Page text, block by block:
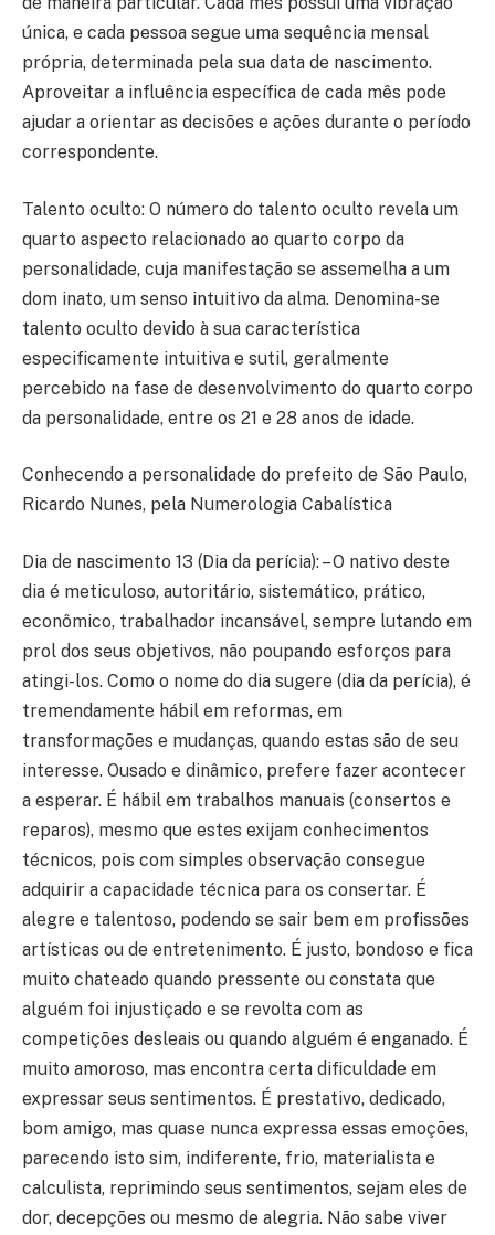
única, e cada pessoa segue uma sequência mensal
própria, determinada pela sua data de nascimento.
Aproveitar a influência específica de cada mês pode
ajudar a orientar as decisões e ações durante o período
correspondente.
Talento oculto: O número do talento oculto revela um
quarto aspecto relacionado ao quarto corpo da
personalidade, cuja manifestação se assemelha a um
dom inato, um senso intuitivo da alma. Denomina-se
talento oculto devido à sua característica
especificamente intuitiva e sutil, geralmente
percebido na fase de desenvolvimento do quarto corpo
da personalidade, entre os 21 e 28 anos de idade.
Conhecendo a personalidade do prefeito de São Paulo,
Ricardo Nunes, pela Numerologia Cabalística
Dia de nascimento 13 (Dia da perícia): – O nativo deste
dia é meticuloso, autoritário, sistemático, prático,
econômico, trabalhador incansável, sempre lutando em
prol dos seus objetivos, não poupando esforços para
atingi-los. Como o nome do dia sugere (dia da perícia), é
tremendamente hábil em reformas, em
transformações e mudanças, quando estas são de seu
interesse. Ousado e dinâmico, prefere fazer acontecer
a esperar. É hábil em trabalhos manuais (consertos e
reparos), mesmo que estes exijam conhecimentos
técnicos, pois com simples observação consegue
adquirir a capacidade técnica para os consertar. É
alegre e talentoso, podendo se sair bem em profissões
artísticas ou de entretenimento. É justo, bondoso e fica
muito chateado quando pressente ou constata que
alguém foi injustiçado e se revolta com as
competições desleais ou quando alguém é enganado. É
muito amoroso, mas encontra certa dificuldade em
expressar seus sentimentos. É prestativo, dedicado,
bom amigo, mas quase nunca expressa essas emoções,
parecendo isto sim, indiferente, frio, materialista e
calculista, reprimindo seus sentimentos, sejam eles de
dor, decepções ou mesmo de alegria. Não sabe viver